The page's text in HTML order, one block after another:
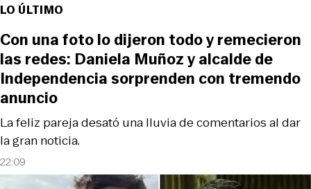
LO ÚLTIMO
22:09
La feliz pareja desató una lluvia de comentarios al dar
la gran noticia.
Con una foto lo dijeron todo y remecieron
las redes: Daniela Muñoz y alcalde de
Independencia sorprenden con tremendo
anuncio